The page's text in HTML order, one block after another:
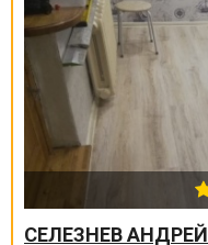
СЕЛЕЗНЕВ